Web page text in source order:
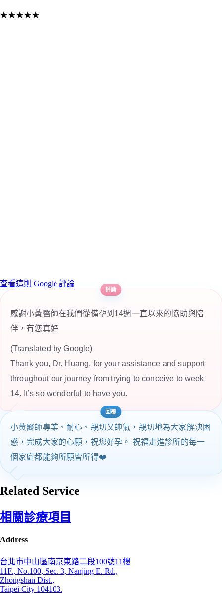
★★★★★
查看這則 Google 評論
感謝小黃醫師在我們從備孕到14週一直以來的協助與陪
伴，有您真好
(Translated by Google)
Thank you, Dr. Huang, for your assistance and support
throughout our journey from trying to conceive to week
14. It’s so wonderful to have you.
小黃醫師專業、耐心、親切又帥氣，親切地為大家解決困
惑，完成大家的心願，祝您好孕。 祝福走進診所的每一
個家庭都能夠所願皆所得❤️
Related Service
相關診療項目
Address
台北市中山區南京東路二段100號11樓
11F., No.100, Sec. 3, Nanjing E. Rd.,
Zhongshan Dist.,
Taipei City 104103.